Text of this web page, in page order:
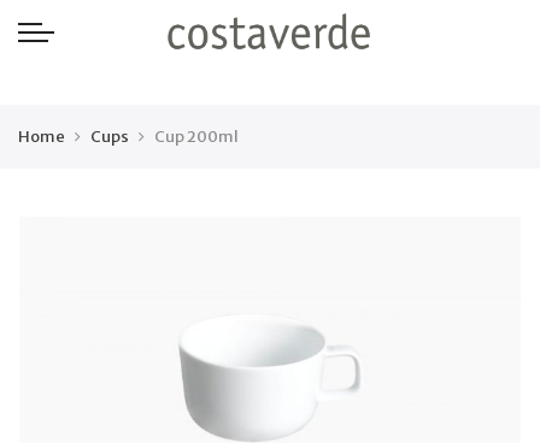
Home Cups Cup 200ml